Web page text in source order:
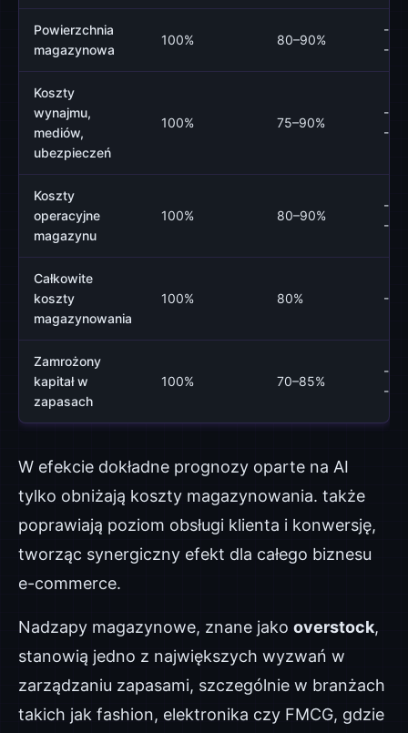
Powierzchnia
magazynowa
100% 80–90%
-10
-20
Koszty
wynajmu,
mediów,
ubezpieczeń
100% 75–90%
-10
-25
Koszty
operacyjne
magazynu
100% 80–90%
-10
-20
Całkowite
koszty
magazynowania
100% 80% -20
Zamrożony
kapitał w
zapasach
100% 70–85%
-15
-30
W efekcie dokładne prognozy oparte na AI
tylko obniżają koszty magazynowania. także
poprawiają poziom obsługi klienta i konwersję,
tworząc synergiczny efekt dla całego biznesu
e-commerce.
Nadzapy magazynowe, znane jako overstock,
stanowią jedno z największych wyzwań w
zarządzaniu zapasami, szczególnie w branżach
takich jak fashion, elektronika czy FMCG, gdzie